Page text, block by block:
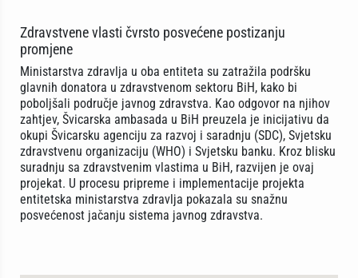
Zdravstvene vlasti čvrsto posvećene postizanju
promjene
Ministarstva zdravlja u oba entiteta su zatražila podršku
glavnih donatora u zdravstvenom sektoru BiH, kako bi
poboljšali područje javnog zdravstva. Kao odgovor na njihov
zahtjev, Švicarska ambasada u BiH preuzela je inicijativu da
okupi Švicarsku agenciju za razvoj i saradnju (SDC), Svjetsku
zdravstvenu organizaciju (WHO) i Svjetsku banku. Kroz blisku
suradnju sa zdravstvenim vlastima u BiH, razvijen je ovaj
projekat. U procesu pripreme i implementacije projekta
entitetska ministarstva zdravlja pokazala su snažnu
posvećenost jačanju sistema javnog zdravstva.